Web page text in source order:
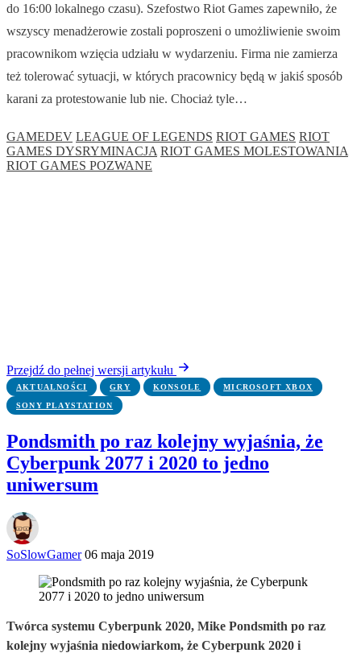
do 16:00 lokalnego czasu). Szefostwo Riot Games zapewniło, że
wszyscy menadżerowie zostali poproszeni o umożliwienie swoim
pracownikom wzięcia udziału w wydarzeniu. Firma nie zamierza
też tolerować sytuacji, w których pracownicy będą w jakiś sposób
karani za protestowanie lub nie. Chociaż tyle…
GAMEDEV LEAGUE OF LEGENDS RIOT GAMES RIOT
GAMES DYSRYMINACJA RIOT GAMES MOLESTOWANIA
RIOT GAMES POZWANE
Przejdź do pełnej wersji artykułu
AKTUALNOŚCI GRY KONSOLE MICROSOFT XBOX
SONY PLAYSTATION
Pondsmith po raz kolejny wyjaśnia, że
Cyberpunk 2077 i 2020 to jedno
uniwersum
SoSlowGamer 06 maja 2019
Twórca systemu Cyberpunk 2020, Mike Pondsmith po raz
kolejny wyjaśnia niedowiarkom, że Cyberpunk 2020 i